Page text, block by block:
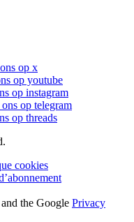
op x
op youtube
op instagram
op telegram
op threads
cookies
the Google Privacy